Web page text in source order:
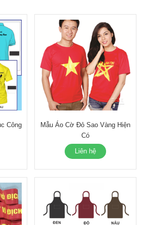
Công
Mẫu Áo Cờ Đỏ Sao Vàng Hiện
Có
Liên hệ